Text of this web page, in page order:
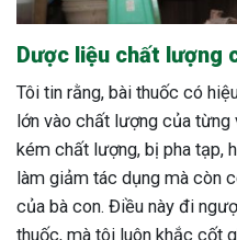
Dược liệu chất lượng
Tôi tin rằng, bài thuốc có
lớn vào chất lượng của
kém chất lượng, bị pha tạp,
làm giảm tác dụng mà còn
của bà con. Điều này đi
thuốc, mà tôi luôn khắc cốt